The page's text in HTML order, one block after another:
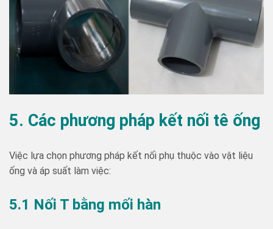
5. Các phương pháp kết nối tê ống
Việc lựa chọn phương pháp kết nối phụ thuộc vào vật liệu
ống và áp suất làm việc:
5.1 Nối T bằng mối hàn